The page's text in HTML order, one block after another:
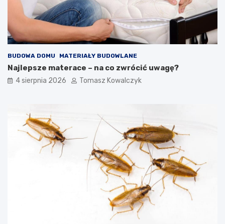
BUDOWA DOMU MATERIAŁY BUDOWLANE
Najlepsze materace – na co zwrócić uwagę?
4 sierpnia 2026 Tomasz Kowalczyk